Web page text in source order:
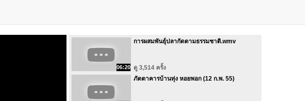
06:20
การผสมพันธุ์ปลากัดตามธรรมชาติ.wmv
ดู 3,514 ครั้ง
ภัตตาคารบ้านทุ่ง หอยพอก (12 ก.พ. 55)